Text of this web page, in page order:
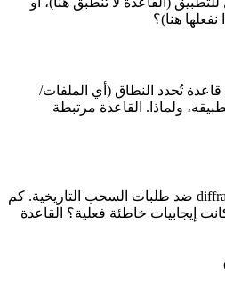
هنا)؟
بناءً على النمط، يصوغ diffray قاعدة تُحدد النطاق (أي الملفات/
ولماذا. القاعدة مرتبطة
قبل تطبيق القاعدة، يُشغلها diffray ضد طلبات السحب التاريخية. كم
إيجابيات خاطئة فعلية؟ القاعدة